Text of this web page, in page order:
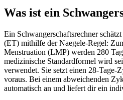
Was ist ein
Ein Schwangerschaftsrechner
(ET) mithilfe der Naegele-Regel:
Menstruation (LMP) werden 280
medizinische Standardformel wird
verwendet. Sie setzt einen 28-Tage-
voraus. Bei einem abweichenden
automatisch an und liefert dir ein